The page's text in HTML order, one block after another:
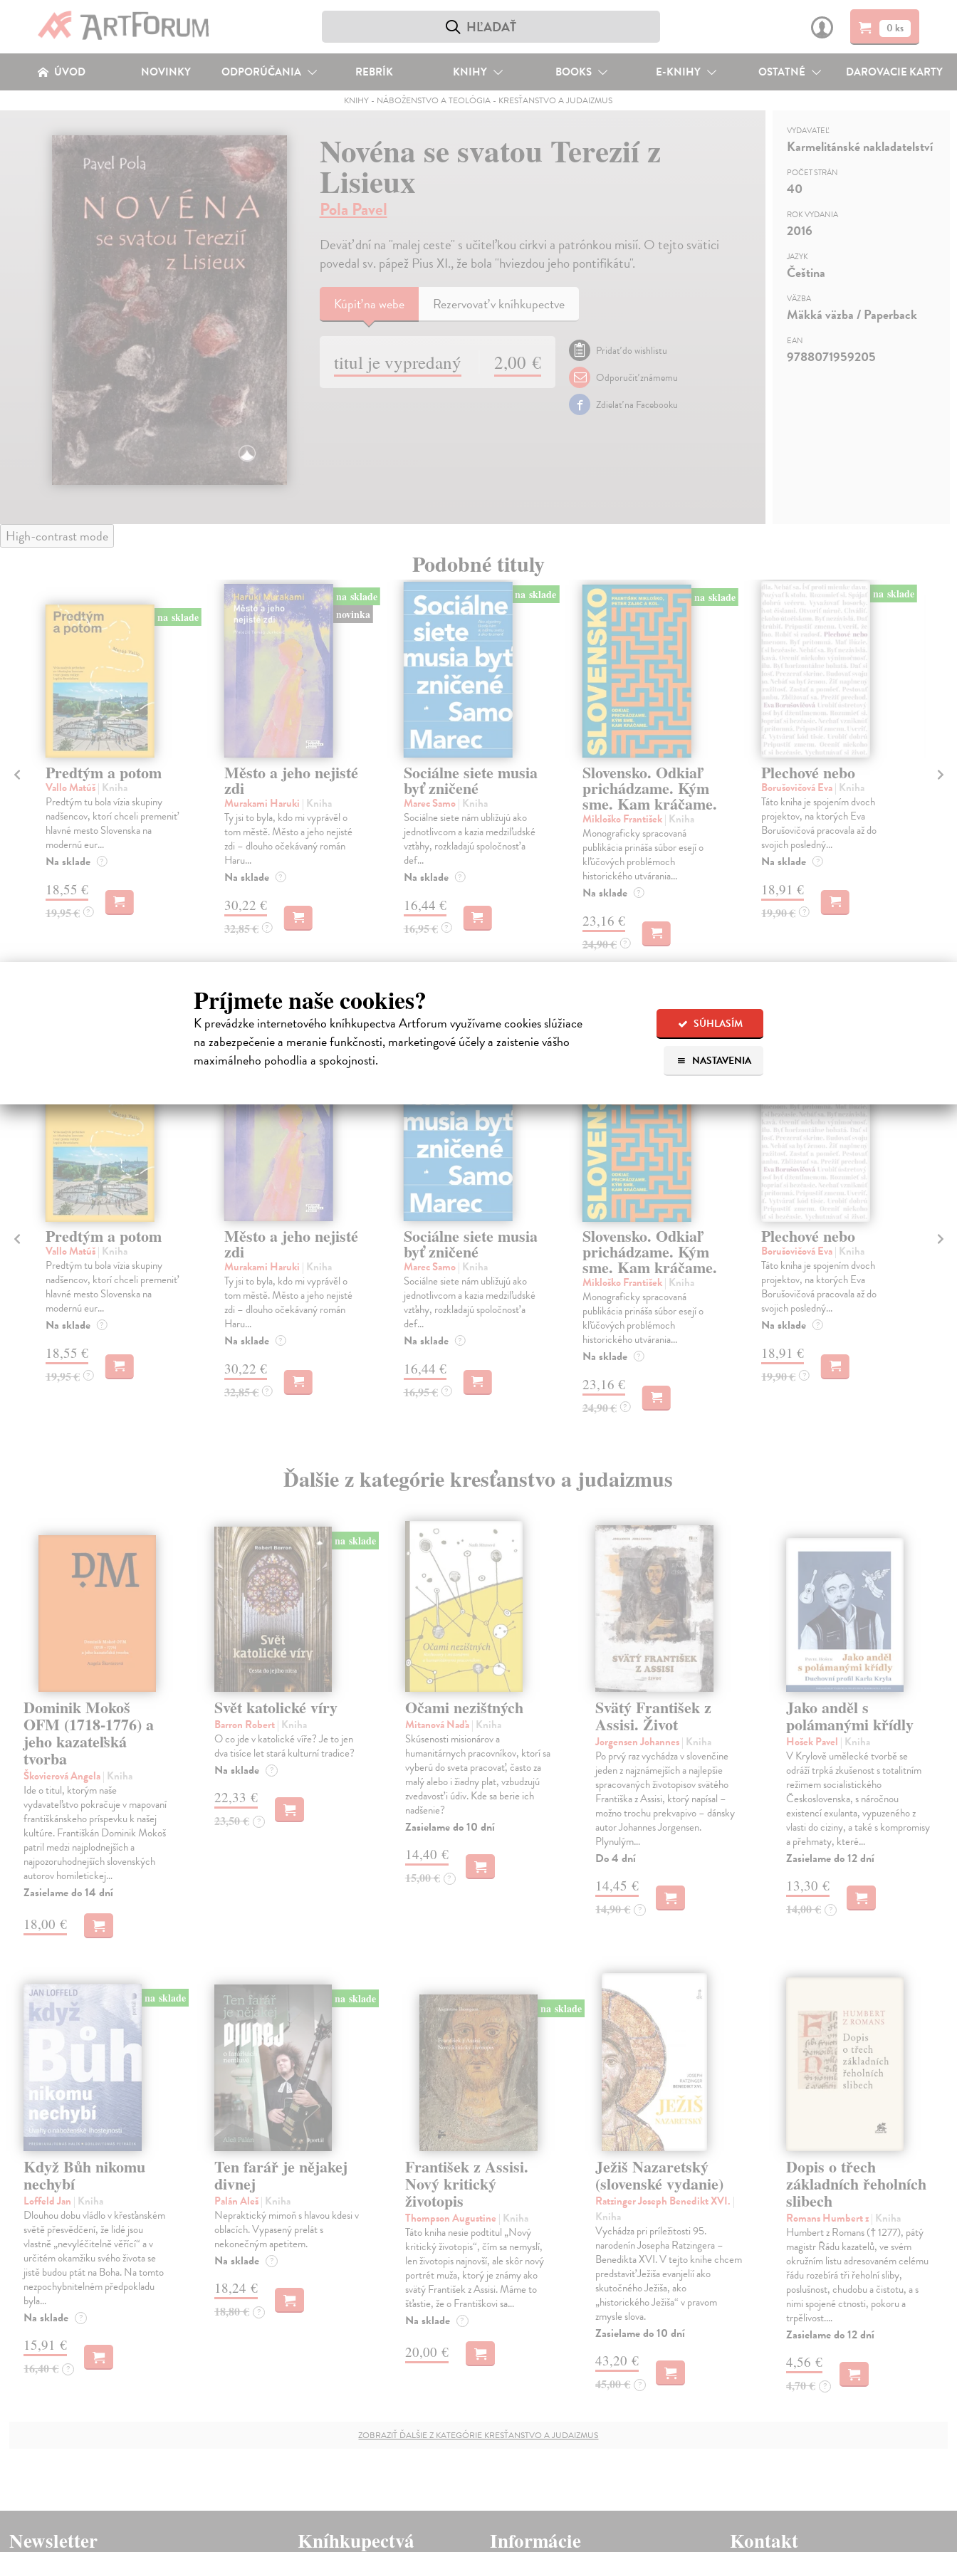
Príjmete naše cookies?
K prevádzke internetového kníhkupectva Artforum využívame cookies slúžiace
na zabezpečenie a meranie funkčnosti, marketingové účely a zaistenie vášho
maximálneho pohodlia a spokojnosti.
SÚHLASÍM
NASTAVENIA
0 ks
ÚVOD NOVINKY ODPORÚČANIA REBRÍK KNIHY BOOKS E-KNIHY OSTATNÉ DAROVACIE KARTY
KNIHY - NÁBOŽENSTVO A TEOLÓGIA - KRESŤANSTVO A JUDAIZMUS
Novéna se svatou Terezií z
Lisieux
Pola Pavel
Deväť dní na "malej ceste" s učiteľkou cirkvi a patrónkou misií. O tejto svätici
povedal sv. pápež Pius XI., že bola "hviezdou jeho pontifikátu".
Kúpiťna webe Rezervovať v kníhkupectve
titul je vypredaný 2,00 €
Pridať do wishlistu
Odporučiť známemu
Zdielať na Facebooku
VYDAVATEĽ
Karmelitánské nakladatelství
POČET STRÁN
40
ROK VYDANIA
2016
JAZYK
Čeština
VÄZBA
Mäkká väzba / Paperback
EAN
9788071959205
High-contrast mode
Podobné tituly
na sklade
Predtým a potom
Vallo Matúš| Kniha
Predtým tu bola vízia skupiny
nadšencov, ktorí chceli premeniť
hlavné mesto Slovenska na
modernú eur...
Na sklade ?
18,55 €
19,95 € ?
na sklade
novinka
Město a jeho nejisté
zdi
Murakami Haruki | Kniha
Ty jsi to byla, kdo mi vyprávěl o
tom městě. Město a jeho nejisté
zdi – dlouho očekávaný román
Haru...
Na sklade ?
30,22 €
32,85 € ?
na sklade
Sociálne siete musia
byť zničené
Marec Samo| Kniha
Sociálne siete nám ubližujú ako
jednotlivcom a kazia medziľudské
vzťahy, rozkladajú spoločnosť a
def...
Na sklade ?
16,44 €
16,95 € ?
na sklade
Slovensko. Odkiaľ
prichádzame. Kým
sme. Kam kráčame.
Mikloško František| Kniha
Monograficky spracovaná
publikácia prináša súbor esejí o
kľúčových problémoch
historického utvárania...
Na sklade ?
23,16 €
24,90 € ?
na sklade
Plechové nebo
Borušovičová Eva| Kniha
Táto kniha je spojením dvoch
projektov, na ktorých Eva
Borušovičová pracovala až do
svojich posledný...
Na sklade ?
18,91 €
19,90 € ?
Čitatelia s podobným vkusom si kúpili aj:
Predtým a potom
Vallo Matúš| Kniha
Predtým tu bola vízia skupiny
nadšencov, ktorí chceli premeniť
hlavné mesto Slovenska na
modernú eur...
Na sklade ?
18,55 €
19,95 € ?
na sklade
Město a jeho nejisté
zdi
Murakami Haruki | Kniha
Ty jsi to byla, kdo mi vyprávěl o
tom městě. Město a jeho nejisté
zdi – dlouho očekávaný román
Haru...
Na sklade ?
30,22 €
32,85 € ?
Sociálne siete musia
byť zničené
Marec Samo| Kniha
Sociálne siete nám ubližujú ako
jednotlivcom a kazia medziľudské
vzťahy, rozkladajú spoločnosť a
def...
Na sklade ?
16,44 €
16,95 € ?
na sklade
Slovensko. Odkiaľ
prichádzame. Kým
sme. Kam kráčame.
Mikloško František| Kniha
Monograficky spracovaná
publikácia prináša súbor esejí o
kľúčových problémoch
historického utvárania...
Na sklade ?
23,16 €
24,90 € ?
Plechové nebo
Borušovičová Eva| Kniha
Táto kniha je spojením dvoch
projektov, na ktorých Eva
Borušovičová pracovala až do
svojich posledný...
Na sklade ?
18,91 €
19,90 € ?
Ďalšie z kategórie kresťanstvo a judaizmus
Dominik Mokoš
OFM (1718-1776) a
jeho kazateľská
tvorba
Škovierová Angela| Kniha
Ide o titul, ktorým naše
vydavateľstvo pokračuje v mapovaní
františkánskeho príspevku k našej
kultúre. Františkán Dominik Mokoš
patril medzi najplodnejších a
najpozoruhodnejších slovenských
autorov homiletickej…
Zasielame do 14 dní
18,00 €
na sklade
Svět katolické víry
Barron Robert| Kniha
O co jde v katolické víře? Je to jen
dva tisíce let stará kulturní tradice?
Na sklade ?
22,33 €
23,50 € ?
Očami nezištných
Mitanová Naďa| Kniha
Skúsenosti misionárov a
humanitárnych pracovníkov, ktorí sa
vyberú do sveta pracovať, často za
malý alebo i žiadny plat, vzbudzujú
zvedavosť i údiv. Kde sa berie ich
nadšenie?
Zasielame do 10 dní
14,40 €
15,00 € ?
Svätý František z
Assisi. Život
Jorgensen Johannes| Kniha
Po prvý raz vychádza v slovenčine
jeden z najznámejších a najlepšie
spracovaných životopisov svätého
Františka z Assisi, ktorý napísal –
možno trochu prekvapivo – dánsky
autor Johannes Jorgensen.
Plynulým…
Do 4 dní
14,45 €
14,90 € ?
Jako anděl s
polámanými křídly
Hošek Pavel | Kniha
V Krylově umělecké tvorbě se
odráží trpká zkušenost s totalitním
režimem socialistického
Československa, s náročnou
existencí exulanta, vypuzeného z
vlasti do ciziny, a také s kompromisy
a přehmaty, které…
Zasielame do 12 dní
13,30 €
14,00 € ?
na sklade
Když Bůh nikomu
nechybí
Loffeld Jan | Kniha
Dlouhou dobu vládlo v křesťanském
světě přesvědčení, že lidé jsou
vlastně „nevyléčitelně věřící“ a v
určitém okamžiku svého života se
jistě budou ptát na Boha. Na tomto
nezpochybnitelném předpokladu
byla…
Na sklade ?
15,91 €
16,40 € ?
na sklade
Ten farář je nějakej
divnej
Palán Aleš| Kniha
Nepraktický mimoň s hlavou kdesi v
oblacích. Vypasený prelát s
nekonečným apetitem.
Na sklade ?
18,24 €
18,80 € ?
na sklade
František z Assisi.
Nový kritický
životopis
Thompson Augustine | Kniha
Táto kniha nesie podtitul „Nový
kritický životopis“, čím sa nemyslí,
len životopis najnovší, ale skôr nový
portrét muža, ktorý je známy ako
svätý František z Assisi. Máme to
šťastie, že o Františkovi sa…
Na sklade ?
20,00 €
Ježiš Nazaretský
(slovenské vydanie)
Ratzinger Joseph Benedikt XVI. |
Kniha
Vychádza pri príležitosti 95.
narodenín Josepha Ratzingera –
Benedikta XVI. V tejto knihe chcem
predstaviť Ježiša evanjelií ako
skutočného Ježiša, ako
„historického Ježiša“ v pravom
zmysle slova.
Zasielame do 10 dní
43,20 €
45,00 € ?
Dopis o třech
základních řeholních
slibech
Romans Humbert z| Kniha
Humbert z Romans († 1277), pátý
magistr Řádu kazatelů, ve svém
okružním listu adresovaném celému
řádu rozebírá tři řeholní sliby,
poslušnost, chudobu a čistotu, a s
nimi spojené ctnosti, pokoru a
trpělivost.…
Zasielame do 12 dní
4,56 €
4,70 € ?
ZOBRAZIŤ ĎALŠIE Z KATEGÓRIE KRESŤANSTVO A JUDAIZMUS
Newsletter Kníhkupectvá Informácie Kontakt